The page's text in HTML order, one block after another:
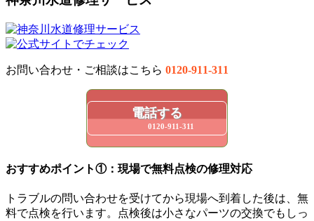
お問い合わせ・ご相談はこちら 0120-911-311
電話する
0120-911-311
おすすめポイント①：現場で無料点検の修理対応
トラブルの問い合わせを受けてから現場へ到着した後は、無
料で点検を行います。点検後は小さなパーツの交換でもしっ